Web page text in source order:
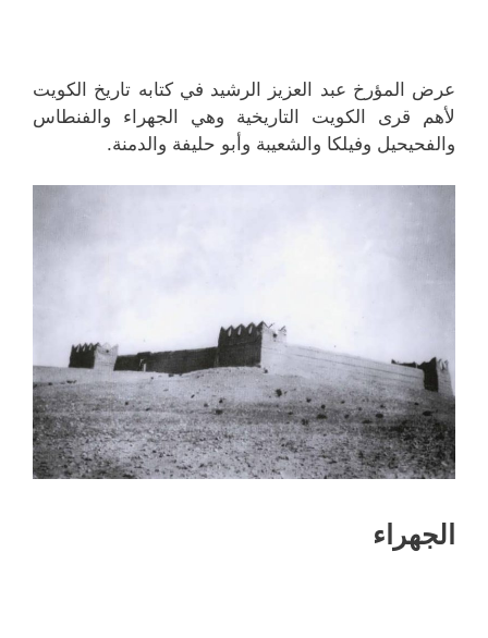
عرض المؤرخ عبد العزيز الرشيد في كتابه تاريخ الكويت
لأهم قرى الكويت التاريخية وهي الجهراء والفنطاس
والفحيحيل وفيلكا والشعيبة وأبو حليفة والدمنة.
الجهراء